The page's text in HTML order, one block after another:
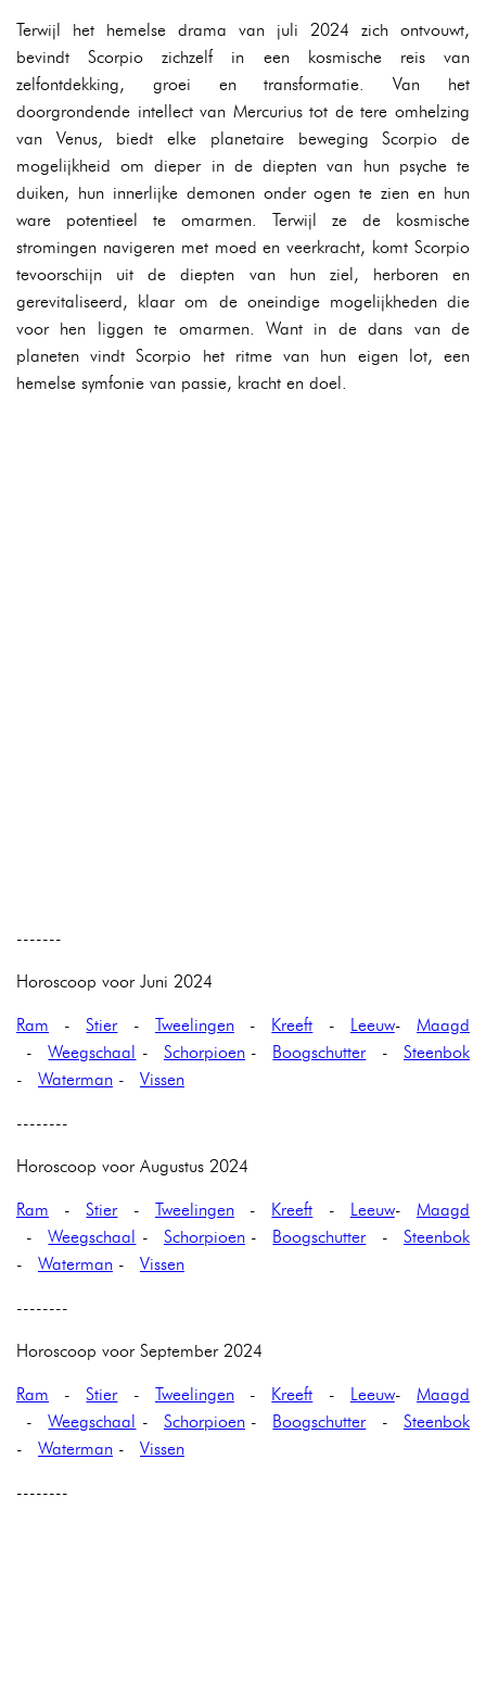
Terwijl het hemelse drama van juli 2024 zich ontvouwt,
bevindt Scorpio zichzelf in een kosmische reis van
zelfontdekking, groei en transformatie. Van het
doorgrondende intellect van Mercurius tot de tere omhelzing
van Venus, biedt elke planetaire beweging Scorpio de
mogelijkheid om dieper in de diepten van hun psyche te
duiken, hun innerlijke demonen onder ogen te zien en hun
ware potentieel te omarmen. Terwijl ze de kosmische
stromingen navigeren met moed en veerkracht, komt Scorpio
tevoorschijn uit de diepten van hun ziel, herboren en
gerevitaliseerd, klaar om de oneindige mogelijkheden die
voor hen liggen te omarmen. Want in de dans van de
planeten vindt Scorpio het ritme van hun eigen lot, een
hemelse symfonie van passie, kracht en doel.
-------
Horoscoop voor Juni 2024
Ram -Stier- Tweelingen- Kreeft - Leeuw-Maagd
-Weegschaal - Schorpioen- Boogschutter-Steenbok
- Waterman - Vissen
--------
Horoscoop voor Augustus 2024
Ram -Stier- Tweelingen- Kreeft - Leeuw-Maagd
-Weegschaal - Schorpioen- Boogschutter-Steenbok
- Waterman - Vissen
--------
Horoscoop voor September 2024
Ram -Stier- Tweelingen- Kreeft - Leeuw-Maagd
-Weegschaal - Schorpioen- Boogschutter-Steenbok
- Waterman - Vissen
--------